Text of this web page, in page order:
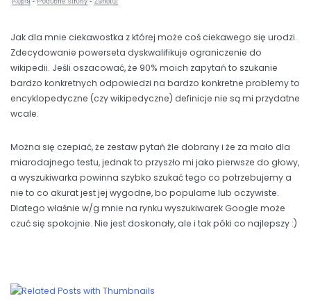
Jak dla mnie ciekawostka z której może coś ciekawego się urodzi.
Zdecydowanie powerseta dyskwalifikuje ograniczenie do
wikipedii. Jeśli oszacować, że 90% moich zapytań to szukanie
bardzo konkretnych odpowiedzi na bardzo konkretne problemy to
encyklopedyczne (czy wikipedyczne) definicje nie są mi przydatne
wcale.
Można się czepiać, że zestaw pytań źle dobrany i że za mało dla
miarodajnego testu, jednak to przyszło mi jako pierwsze do głowy,
a wyszukiwarka powinna szybko szukać tego co potrzebujemy a
nie to co akurat jest jej wygodne, bo popularne lub oczywiste.
Dlatego właśnie w/g mnie na rynku wyszukiwarek Google może
czuć się spokojnie. Nie jest doskonały, ale i tak póki co najlepszy :)